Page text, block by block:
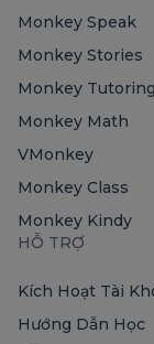
Monkey Speak
Monkey Stories
Monkey Tutoring
Monkey Math
VMonkey
Monkey Class
Monkey Kindy
HỖ TRỢ
Kích Hoạt Tài
Hướng Dẫn Học